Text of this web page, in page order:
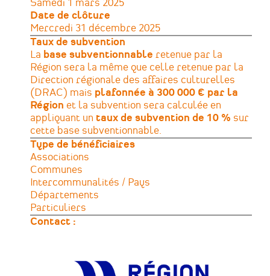
Samedi 1 mars 2025
Date de clôture
Mercredi 31 décembre 2025
Taux de subvention
La base subventionnable retenue par la
Région sera la même que celle retenue par la
Direction régionale des affaires culturelles
(DRAC) mais plafonnée à 300 000 € par la
Région et la subvention sera calculée en
appliquant un taux de subvention de 10 % sur
cette base subventionnable.
Type de bénéficiaires
Associations
Communes
Intercommunalités / Pays
Départements
Particuliers
Contact :